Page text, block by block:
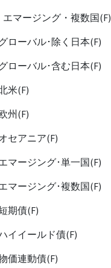
マージング・複数国(F)
ローバル･除く日本(F)
ローバル･含む日本(F)
米(F)
州(F)
セアニア(F)
マージング･単一国(F)
マージング･複数国(F)
期債(F)
イイールド債(F)
価連動債(F)